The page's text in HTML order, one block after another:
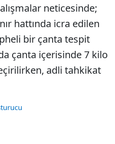
neticesinde;
hattında icra edilen
bir çanta tespit
çanta içerisinde 7 kilo
adli tahkikat